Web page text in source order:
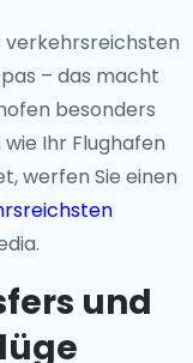
– das macht
besonders
Ihr Flughafen
werfen Sie einen
und